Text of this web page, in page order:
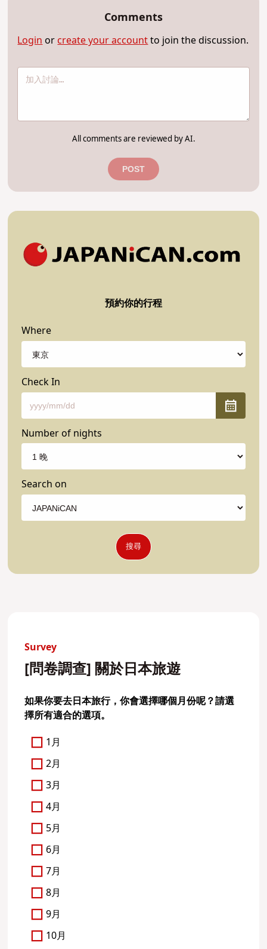
Comments
Login or create your accountto join the discussion.
All comments are reviewed by AI.
POST
預約你的行程
Where
Check In
Number of nights
Search on
搜尋
Survey
[問卷調查] 關於日本旅遊
如果你要去日本旅行，你會選擇哪個月份呢？請選
擇所有適合的選項。
1月
2月
3月
4月
5月
6月
7月
8月
9月
10月